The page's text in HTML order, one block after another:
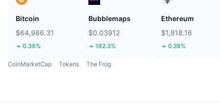
Bitcoin
$64,986.31
0.36%
Bubblemaps
$0.03912
182.3%
Ethereum
$1,918.16
0.28%
CoinMarketCap Tokens The Frog